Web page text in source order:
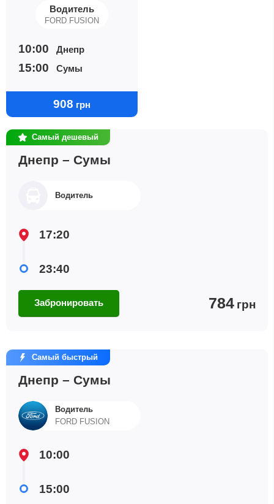
Водитель
FORD FUSION
10:00 Днепр
15:00 Сумы
908 грн
Самый дешевый
Днепр – Сумы
Водитель
17:20
23:40
Забронировать 784 грн
Самый быстрый
Днепр – Сумы
Водитель
FORD FUSION
10:00
15:00